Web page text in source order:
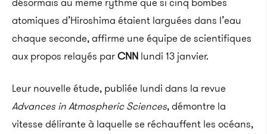
atomiques d’Hiroshima étaient larguées dans l’eau
chaque seconde, affirme une équipe de scientifiques
aux propos relayés parCNN lundi 13 janvier.
Leur nouvelle étude, publiée lundi dans la revue
Advances in Atmospheric Sciences, démontre la
vitesse délirante à laquelle se réchauffent les océans,